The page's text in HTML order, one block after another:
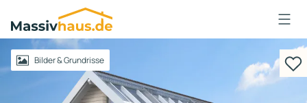
Massivhaus
Logo
AnmeldenBilder & Grundrisse